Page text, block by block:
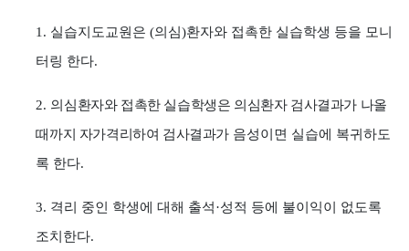
1. 실습지도교원은(의심)환자와 접촉한 실습학생 등을 모니
터링 한다.
2. 의심환자와 접촉한 실습학생은 의심환자 검사결과가 나올
때까지 자가격리하여 검사결과가 음성이면 실습에 복귀하도
록 한다.
3. 격리 중인 학생에 대해 출석·성적 등에 불이익이 없도록
조치한다.